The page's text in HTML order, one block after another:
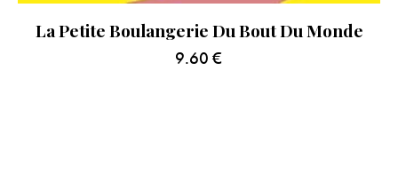
La Petite Boulangerie Du Bout Du Monde
9.60 €